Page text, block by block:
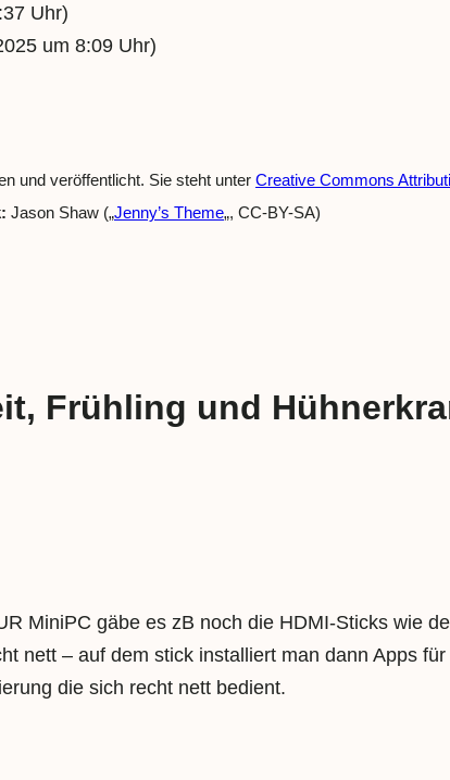
Uhr)
um 8:09 Uhr)
und veröffentlicht. Sie steht unter Creative Commons
Jason Shaw („Jenny’s Theme„, CC-BY-SA)
Frühling und
MiniPC gäbe es zB noch die HDMI-Sticks wie
nett – auf dem stick installiert man dann Apps
die sich recht nett bedient.